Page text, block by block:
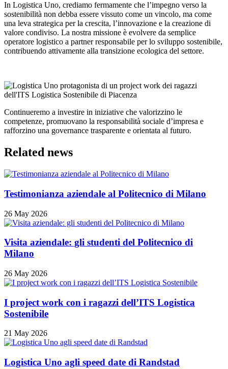
In Logistica Uno, crediamo fermamente che l’impegno verso la
sostenibilità non debba essere vissuto come un vincolo, ma come
una leva strategica per la crescita, l’innovazione e la creazione di
valore condiviso. La nostra missione è evolvere da semplice
operatore logistico a partner responsabile per lo sviluppo sostenibile,
contribuendo attivamente alla transizione ecologica del settore.
Continueremo a investire in iniziative che valorizzino le
competenze, promuovano la responsabilità sociale d’impresa e
rafforzino una governance trasparente e orientata al futuro.
Related news
Testimonianza aziendale al Politecnico di Milano
26 May 2026
Visita aziendale: gli studenti del Politecnico di
Milano
26 May 2026
I project work con i ragazzi dell’ITS Logistica
Sostenibile
21 May 2026
Logistica Uno agli speed date di Randstad